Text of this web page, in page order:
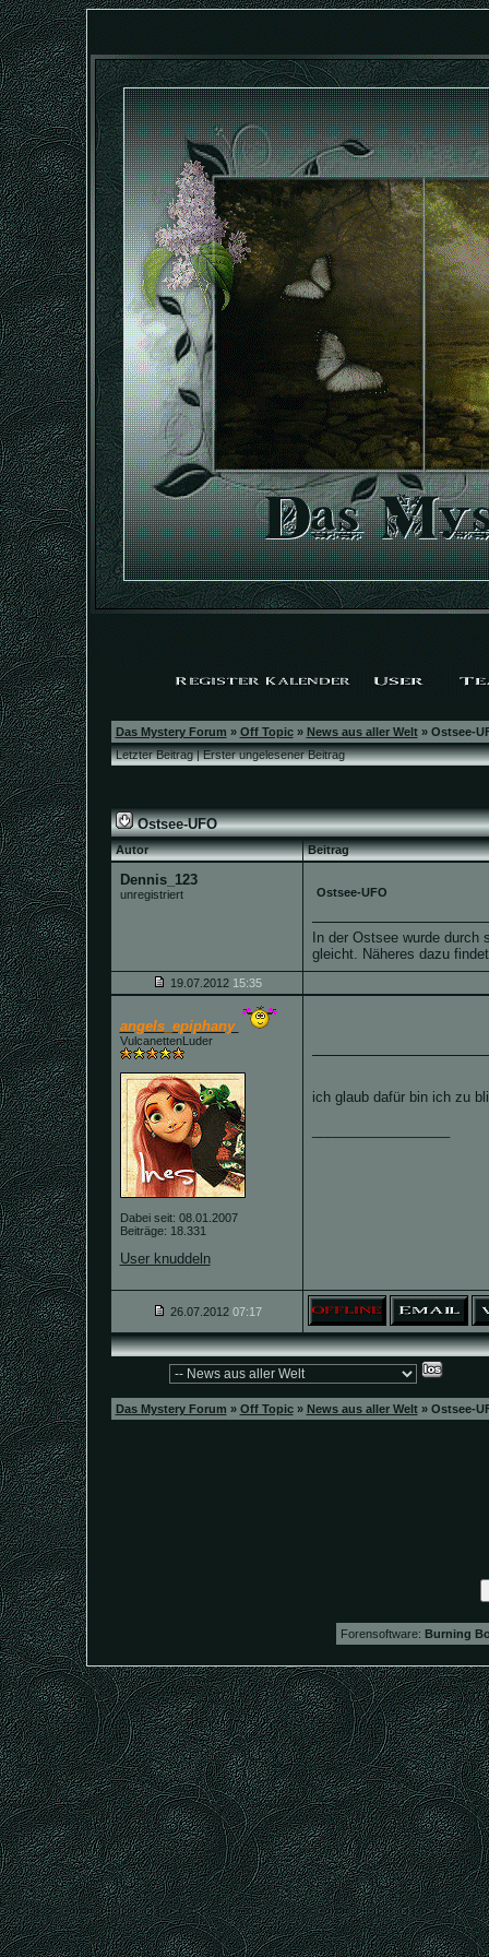
Das Mystery Forum » Off Topic» News aus aller Welt» Ostsee-
Letzter Beitrag|Erster ungelesener Beitrag
Ostsee-UFO
Autor Beitrag
Dennis_123
unregistriert Ostsee-UFO
In der Ostsee wurde
gleicht. Näheres dazu
19.07.2012 15:35
angels_epiphany
VulcanettenLuder
Dabei seit: 08.01.2007
Beiträge: 18.331
User knuddeln
ich glaub dafür bin ich zu
26.07.2012 07:17
Das Mystery Forum » Off Topic» News aus aller Welt» Ostsee-
Forensoftware: Burning